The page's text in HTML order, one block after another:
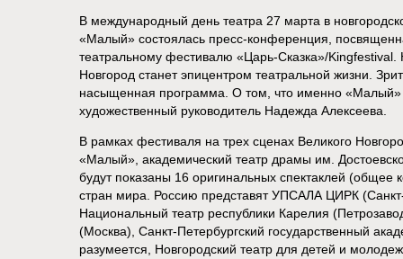
В международный день театра 27 марта в
«Малый» состоялась пресс-конференция,
театральному фестивалю «Царь-Сказка»/
Новгород станет эпицентром театральной жизни.
насыщенная программа. О том, что именно «Малый»
художественный руководитель Надежда Алексеева.
В рамках фестиваля на трех сценах Великого
«Малый», академический театр драмы им.
будут показаны 16 оригинальных спектаклей (общее
стран мира. Россию представят УПСАЛА ЦИРК
Национальный театр республики Карелия
(Москва), Санкт-Петербургский государственный
разумеется, Новгородский театр для детей и